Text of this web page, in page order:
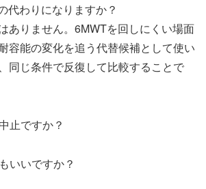
代わりになりますか？
ありません。6MWTを回しにくい場面
容能の変化を追う代替候補として使い
同じ条件で反復して比較することで
止ですか？
いいですか？